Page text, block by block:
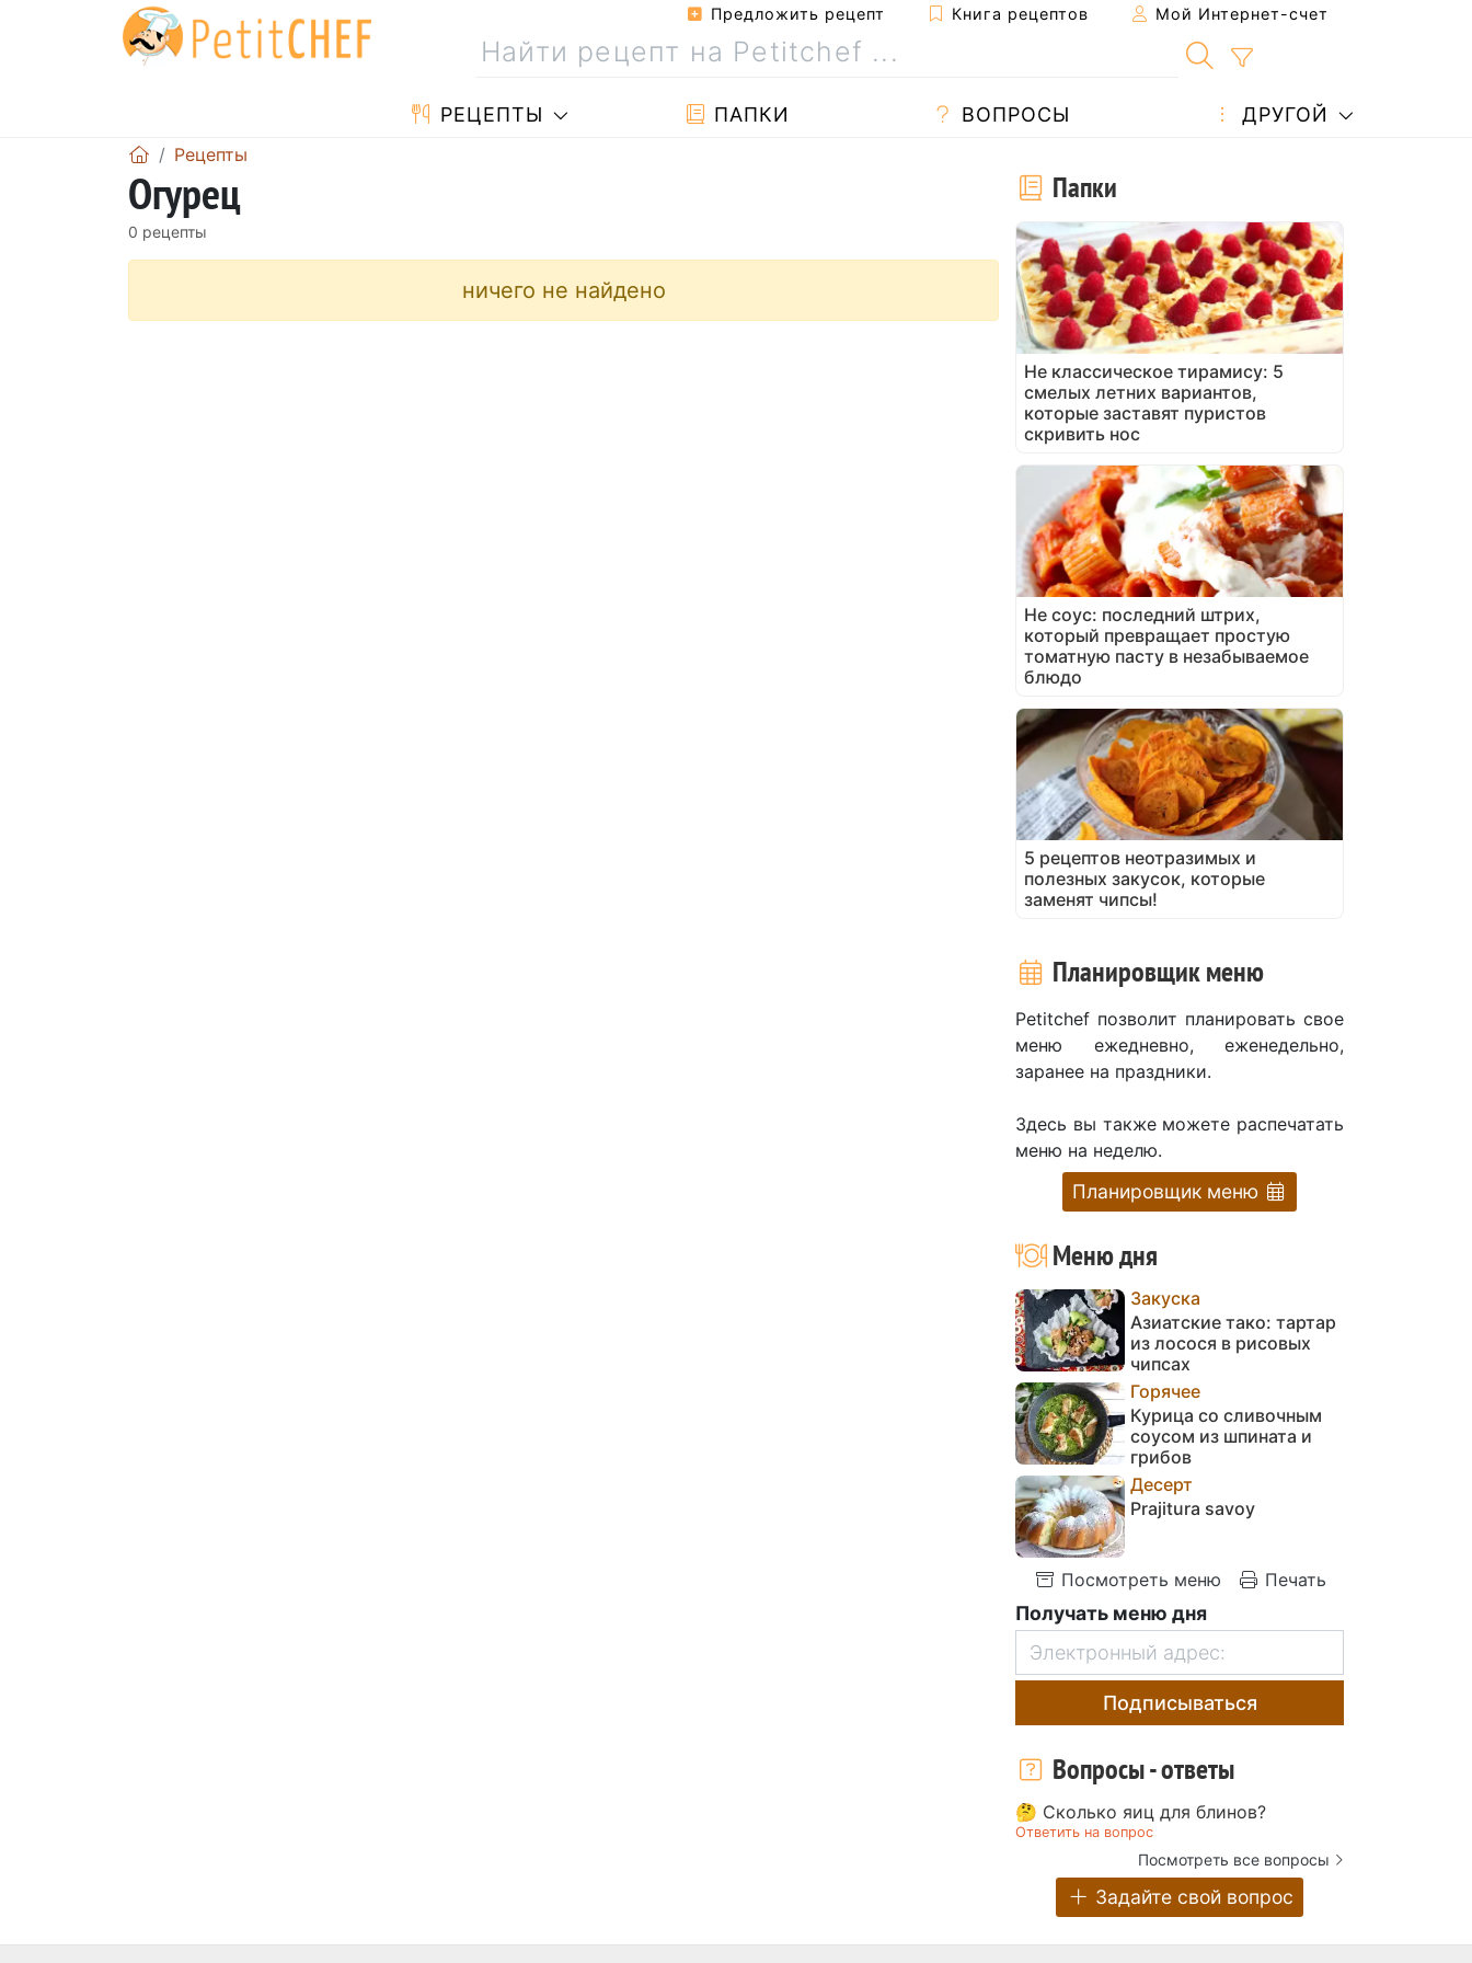
Предложить рецепт Книга рецептов Мой Интернет-счет
PЕЦЕПТЫ ПАПКИ ВОПРОСЫ ДРУГОЙ
Pецепты
Огурец
0 pецепты
ничего не найдено
Папки
Не классическое тирамису: 5
смелых летних вариантов,
которые заставят пуристов
скривить нос
Не соус: последний штрих,
который превращает простую
томатную пасту в незабываемое
блюдо
5 рецептов неотразимых и
полезных закусок, которые
заменят чипсы!
Планировщик меню
Petitchef позволит планировать свое
меню ежедневно, еженедельно,
заранее на праздники.
Здесь вы также можете распечатать
меню на неделю.
Планировщик меню
Меню дня
Закуска
Азиатские тако: тартар
из лосося в рисовых
чипсах
Горячее
Курица со сливочным
соусом из шпината и
грибов
Десерт
Prajitura savoy
Посмотреть меню Печать
Получать меню дня
Подписываться
Вопросы - ответы
🤔 Сколько яиц для блинов?
Ответить на вопрос
Посмотреть все вопросы
Задайте свой вопрос